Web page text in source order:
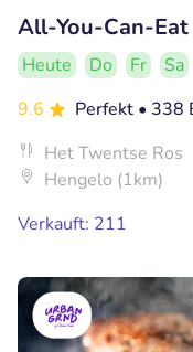
All-You-Can-
Heute Do Fr
Sa
9.6
Perfekt • 338
Het Twentse Ros
Hengelo (1km)
Verkauft: 211